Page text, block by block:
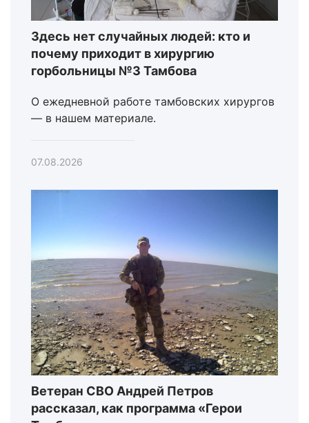
Здесь нет случайных людей: кто и
почему приходит в хирургию
горбольницы №3 Тамбова
О ежедневной работе тамбовских хирургов
— в нашем материале.
07.08.2026
Ветеран СВО Андрей Петров
рассказал, как программа «Герои